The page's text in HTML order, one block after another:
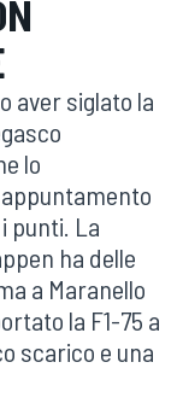
aver siglato la
lo
punti. La
ha delle
a Maranello
la F1-75 a
scarico e una